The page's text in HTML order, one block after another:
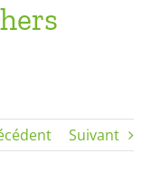
Suivant